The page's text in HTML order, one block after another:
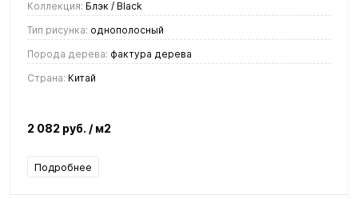
Коллекция: Блэк / Black
Тип рисунка: однополосный
Порода дерева: фактура дерева
Страна: Китай
2 082 руб. / м2
Подробнее